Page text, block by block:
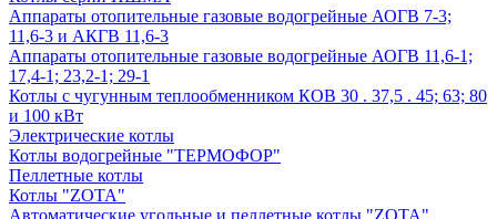
Аппараты отопительные газовые водогрейные АОГВ 7-3;
11,6-3 и АКГВ 11,6-3
Аппараты отопительные газовые водогрейные АОГВ 11,6-1;
17,4-1; 23,2-1; 29-1
Котлы с чугунным теплообменником КОВ 30 . 37,5 . 45; 63; 80
и 100 кВт
Электрические котлы
Котлы водогрейные "ТЕРМОФОР"
Пеллетные котлы
Котлы "ZOTA"
Автоматические угольные и пеллетные котлы "ZOTA"